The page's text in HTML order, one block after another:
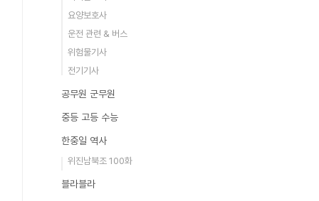
요양보호사
운전 관련 & 버스
위험물기사
전기기사
공무원 군무원
중등 고등 수능
한중일 역사
위진남북조 100화
블라블라